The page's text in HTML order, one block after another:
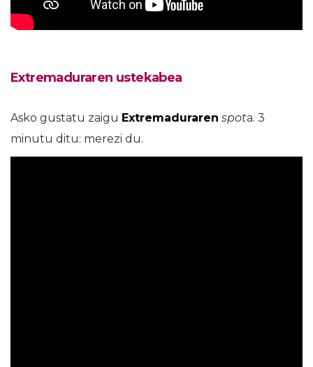
Extremaduraren ustekabea
Asko gustatu zaigu Extremaduraren spota. 3
minutu ditu: merezi du.